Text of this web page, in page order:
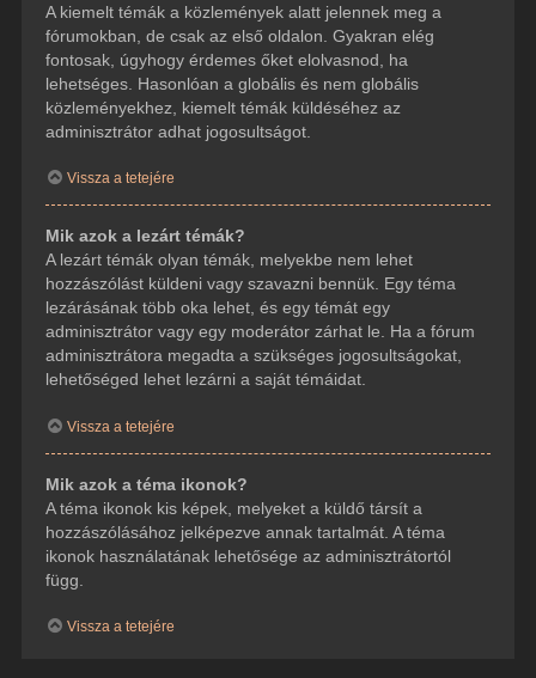
A kiemelt témák a közlemények alatt jelennek meg a
fórumokban, de csak az első oldalon. Gyakran elég
fontosak, úgyhogy érdemes őket elolvasnod, ha
lehetséges. Hasonlóan a globális és nem globális
közleményekhez, kiemelt témák küldéséhez az
adminisztrátor adhat jogosultságot.
Vissza a tetejére
Mik azok a lezárt témák?
A lezárt témák olyan témák, melyekbe nem lehet
hozzászólást küldeni vagy szavazni bennük. Egy téma
lezárásának több oka lehet, és egy témát egy
adminisztrátor vagy egy moderátor zárhat le. Ha a fórum
adminisztrátora megadta a szükséges jogosultságokat,
lehetőséged lehet lezárni a saját témáidat.
Vissza a tetejére
Mik azok a téma ikonok?
A téma ikonok kis képek, melyeket a küldő társít a
hozzászólásához jelképezve annak tartalmát. A téma
ikonok használatának lehetősége az adminisztrátortól
függ.
Vissza a tetejére